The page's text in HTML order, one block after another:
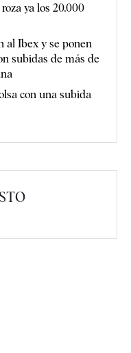
ya los 20.000
al Ibex y se ponen
subidas de más de
con una subida